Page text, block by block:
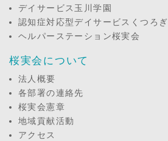
デイサービス玉川学園
認知症対応型デイサービスくつろぎ
ヘルパーステーション桜実会
桜実会について
法人概要
各部署の連絡先
桜実会憲章
地域貢献活動
アクセス